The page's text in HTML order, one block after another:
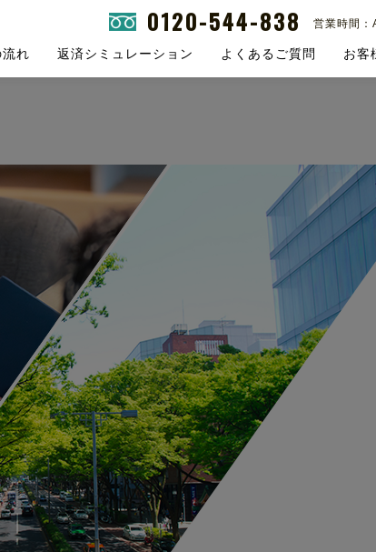
0120-544-838 営業時間：
れ 返済シミュレーション よくあるご質問 お客